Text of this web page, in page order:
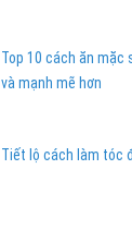
Top 10 cách ăn mặc
và mạnh mẽ hơn
Tiết lộ cách làm tóc